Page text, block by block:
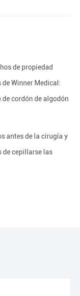
de propiedad
Winner Medical:
cordón de algodón
antes de la cirugía y
de cepillarse las